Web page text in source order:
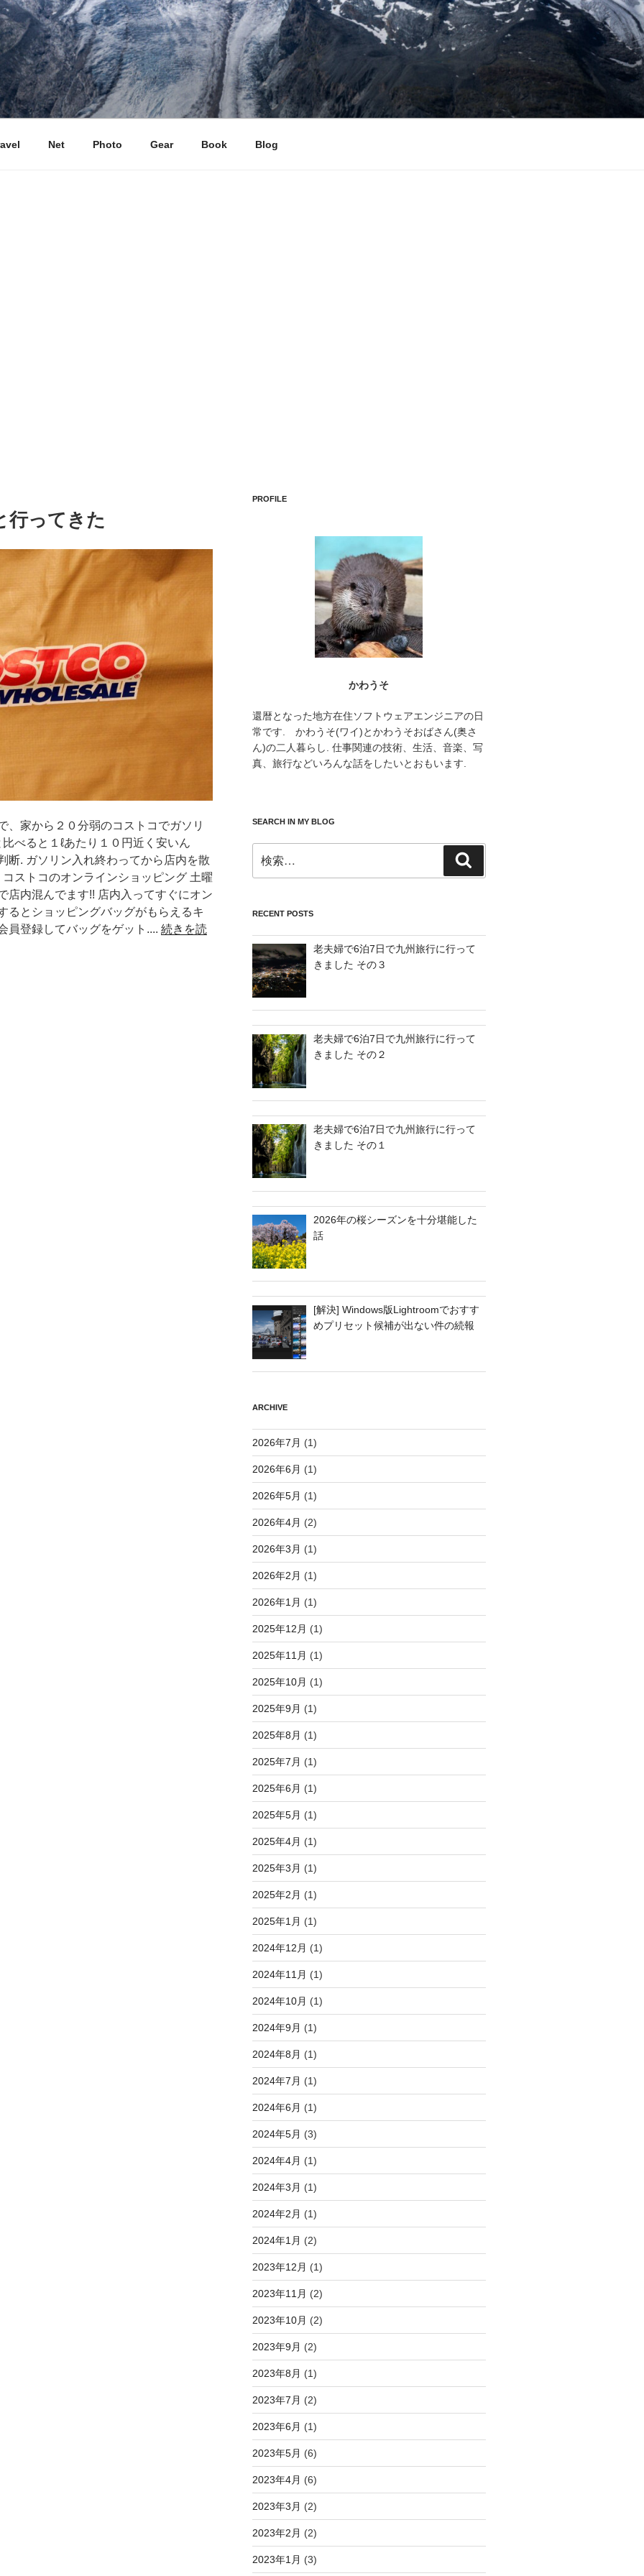
Net Photo Gear Book Blog
行ってきた
、家から２０分弱のコストコでガソリ
べると１ℓあたり１０円近く安いん
断. ガソリン入れ終わってから店内を散
ストコのオンラインショッピング 土曜
店内混んでます!! 店内入ってすぐにオン
るとショッピングバッグがもらえるキ
員登録してバッグをゲット.... 続きを読
PROFILE
かわうそ
還暦となった地方在住ソフトウェアエンジニアの日
常です. かわうそ(ワイ)とかわうそおばさん(奥さ
ん)の二人暮らし. 仕事関連の技術、生活、音楽、写
真、旅行などいろんな話をしたいとおもいます.
SEARCH IN MY BLOG
索:
索
RECENT POSTS
老夫婦で6泊7日で九州旅行に行って
きました その３
老夫婦で6泊7日で九州旅行に行って
きました その２
老夫婦で6泊7日で九州旅行に行って
きました その１
2026年の桜シーズンを十分堪能した
話
[解決] Windows版Lightroomでおすす
めプリセット候補が出ない件の続報
ARCHIVE
2026年7月 (1)
2026年6月 (1)
2026年5月 (1)
2026年4月 (2)
2026年3月 (1)
2026年2月 (1)
2026年1月 (1)
2025年12月 (1)
2025年11月 (1)
2025年10月 (1)
2025年9月 (1)
2025年8月 (1)
2025年7月 (1)
2025年6月 (1)
2025年5月 (1)
2025年4月 (1)
2025年3月 (1)
2025年2月 (1)
2025年1月 (1)
2024年12月 (1)
2024年11月 (1)
2024年10月 (1)
2024年9月 (1)
2024年8月 (1)
2024年7月 (1)
2024年6月 (1)
2024年5月 (3)
2024年4月 (1)
2024年3月 (1)
2024年2月 (1)
2024年1月 (2)
2023年12月 (1)
2023年11月 (2)
2023年10月 (2)
2023年9月 (2)
2023年8月 (1)
2023年7月 (2)
2023年6月 (1)
2023年5月 (6)
2023年4月 (6)
2023年3月 (2)
2023年2月 (2)
2023年1月 (3)